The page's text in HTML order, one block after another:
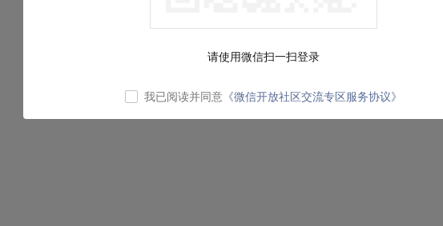
请使用微信扫一扫登录
我已阅读并同意 《微信开放社区交流专区服务协议》